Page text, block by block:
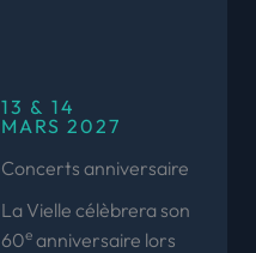
13 & 14
MARS 2027
Concerts anniversaire
La Vielle célèbrera son
60e anniversaire lors